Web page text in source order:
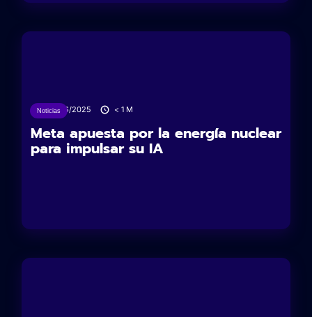
Noticias
04/06/2025 < 1 M
Meta apuesta por la energía nuclear
para impulsar su IA